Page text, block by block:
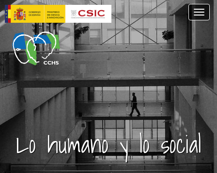
Pasar
al
contenido
principal
Lo humano y lo social